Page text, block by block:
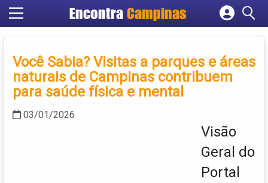
Encontra Campinas
Cadastrar empresa
Criar conta
Você Sabia? Visitas a parques e áreas
naturais de Campinas contribuem
para saúde física e mental
03/01/2026
Visão
Geral do
Portal